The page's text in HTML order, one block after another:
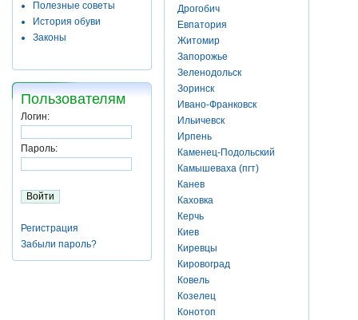
Полезные советы
История обуви
Законы
Пользователям
Логин:
Пароль:
Регистрация
Забыли пароль?
Дрогобич
Евпатория
Житомир
Запорожье
Зеленодольск
Зоринск
Ивано-Франковск
Ильичевск
Ирпень
Каменец-Подольский
Камышеваха (пгт)
Канев
Каховка
Керчь
Киев
Киревцы
Кировоград
Ковель
Козелец
Конотоп